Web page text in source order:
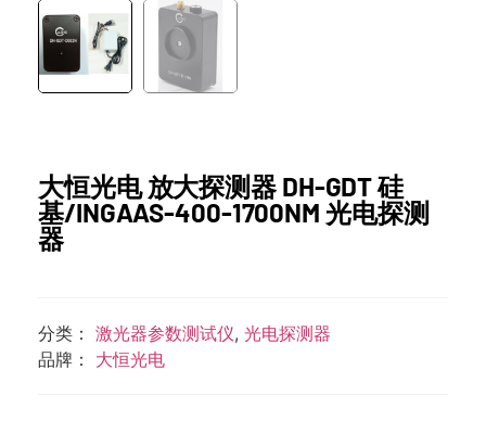
大恒光电 放大探测器 DH-GDT 硅
基/INGAAS-400-1700NM 光电探测
器
分类： 激光器参数测试仪, 光电探测器
品牌： 大恒光电